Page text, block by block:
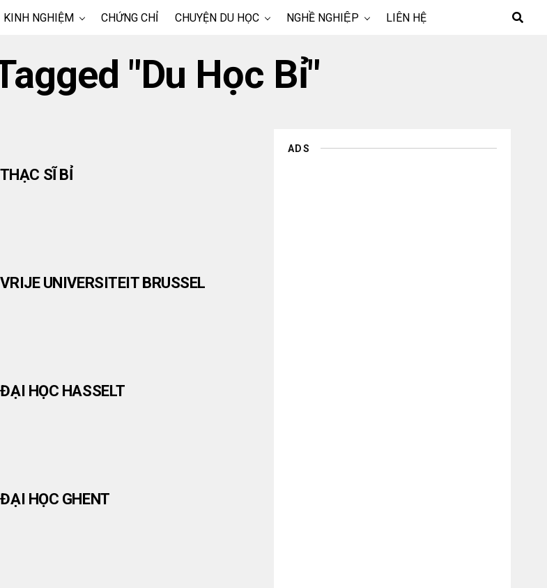
KINH NGHIỆM CHỨNG CHỈ CHUYỆN DU HỌC NGHỀ NGHIỆP LIÊN HỆ
"du Học Bỉ"
SĨ BỈ
UNIVERSITEIT BRUSSEL
HỌC HASSELT
HỌC GHENT
ADS